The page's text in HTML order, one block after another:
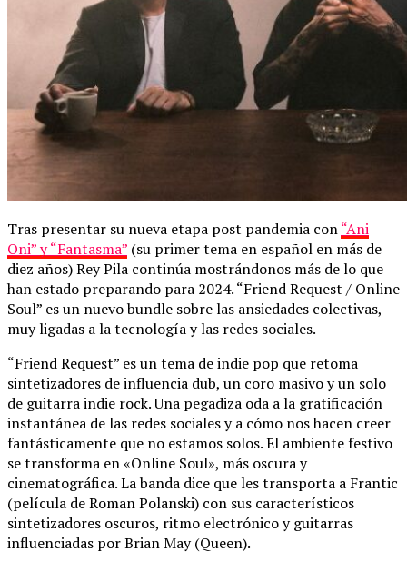
Tras presentar su nueva etapa post pandemia con“Ani
Oni” y “Fantasma” (su primer tema en español en más de
diez años) Rey Pila continúa mostrándonos más de lo que
han estado preparando para 2024. “Friend Request / Online
Soul” es un nuevo bundle sobre las ansiedades colectivas,
muy ligadas a la tecnología y las redes sociales.
“Friend Request” es un tema de indie pop que retoma
sintetizadores de influencia dub, un coro masivo y un solo
de guitarra indie rock. Una pegadiza oda a la gratificación
instantánea de las redes sociales y a cómo nos hacen creer
fantásticamente que no estamos solos. El ambiente festivo
se transforma en «Online Soul», más oscura y
cinematográfica. La banda dice que les transporta a Frantic
(película de Roman Polanski) con sus característicos
sintetizadores oscuros, ritmo electrónico y guitarras
influenciadas por Brian May (Queen).